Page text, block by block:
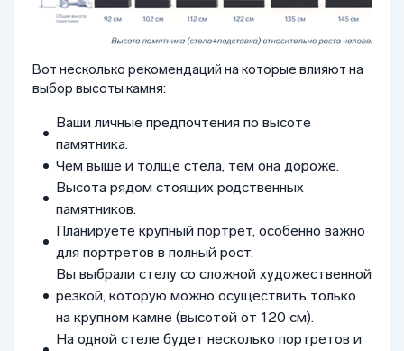
Вот несколько рекомендаций на которые влияют на
выбор высоты камня:
Ваши личные предпочтения по высоте
памятника.
Чем выше и толще стела, тем она дороже.
Высота рядом стоящих родственных
памятников.
Планируете крупный портрет, особенно важно
для портретов в полный рост.
Вы выбрали стелу со сложной художественной
резкой, которую можно осуществить только
на крупном камне (высотой от 120 см).
На одной стеле будет несколько портретов и